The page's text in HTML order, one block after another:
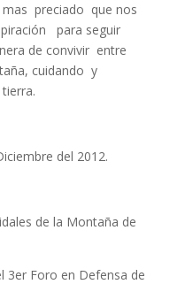
preciado que nos
para seguir
de convivir entre
cuidando y
del 2012.
de la Montaña de
3er Foro en Defensa de